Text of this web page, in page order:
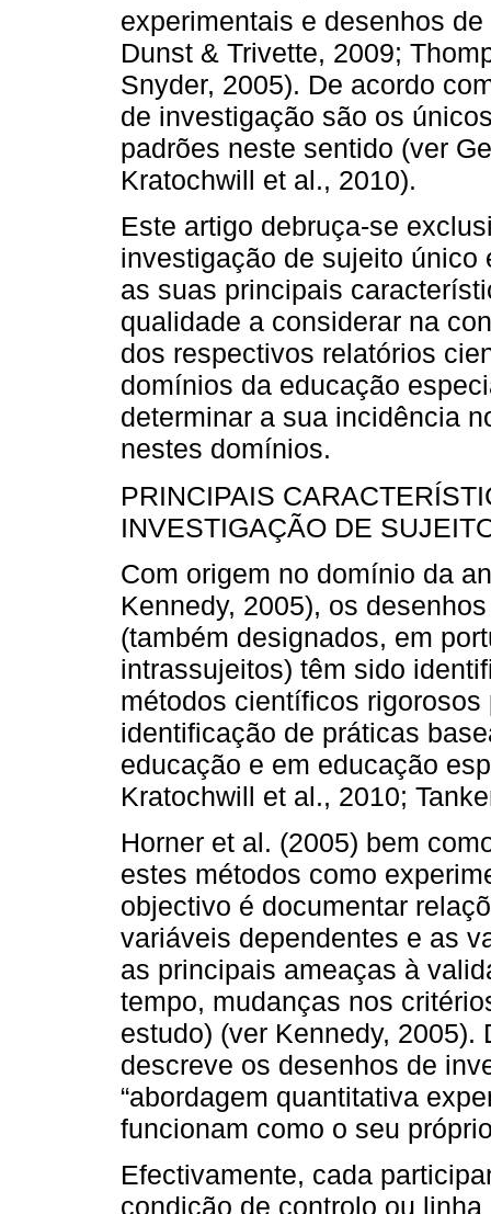
experimentais e desenhos
Dunst & Trivette, 2009;
Snyder, 2005). De acordo
de investigação são os
padrões neste sentido (ver
Kratochwill et al., 2010).
Este artigo debruça-se
investigação de sujeito único
as suas principais
qualidade a considerar na
dos respectivos relatórios
domínios da educação
determinar a sua incidência
nestes domínios.
PRINCIPAIS
INVESTIGAÇÃO DE
Com origem no domínio da
Kennedy, 2005), os
(também designados, em
intrassujeitos) têm sido
métodos científicos
identificação de práticas
educação e em educação
Kratochwill et al., 2010;
Horner et al. (2005) bem
estes métodos como
objectivo é documentar
variáveis dependentes e as
as principais ameaças à
tempo, mudanças nos
estudo) (ver Kennedy, 2005).
descreve os desenhos de
“abordagem quantitativa
funcionam como o seu
Efectivamente, cada
condição de controlo ou